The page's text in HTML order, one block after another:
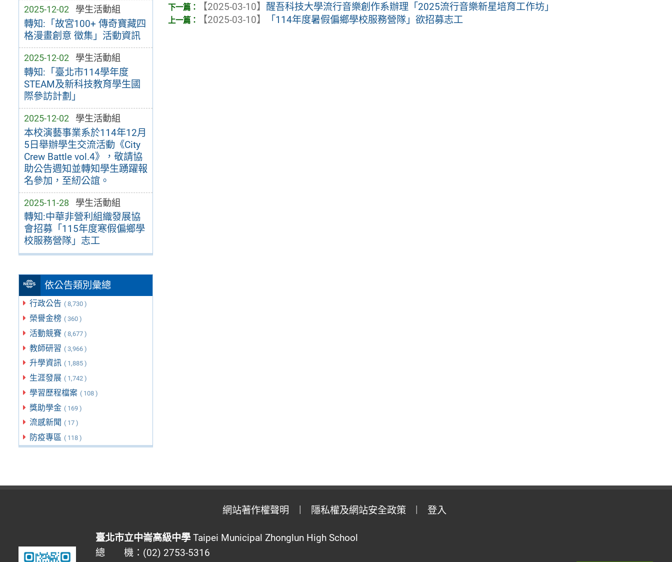
2025-12-02 學生活動組
轉知:「故宮100+ 傳奇寶藏四
格漫畫創意 徵集」活動資訊
2025-12-02 學生活動組
轉知:「臺北市114學年度
STEAM及新科技教育學生國
際參訪計劃」
2025-12-02 學生活動組
本校演藝事業系於114年12月
5日舉辦學生交流活動《City
Crew Battle vol.4》，敬請協
助公告週知並轉知學生踴躍報
名參加，至紉公誼。
2025-11-28 學生活動組
轉知:中華非營利組織發展協
會招募「115年度寒假偏鄉學
校服務營隊」志工
依公告類別彙總
行政公告 ( 8,730 )
榮譽金榜 ( 360 )
活動競賽 ( 8,677 )
教師研習 ( 3,966 )
升學資訊 ( 1,885 )
生涯發展 ( 1,742 )
學習歷程檔案 ( 108 )
獎助學金 ( 169 )
流感新聞 ( 17 )
防疫專區 ( 118 )
【2025-03-10】 醒吾科技大學流行音樂創作系辦理「2025流行音樂新星培育工作坊」
【2025-03-10】
「114年度暑假偏鄉學校服務營隊」欲招募志工
網站著作權聲明 隱私權及網站安全政策 登入
臺北市立中崙高級中學Taipei Municipal Zhonglun High School
總 機：(02) 2753-5316